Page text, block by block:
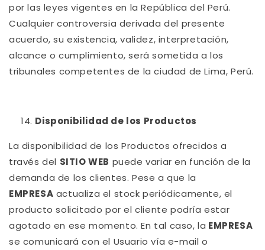
por las leyes vigentes en la República del Perú.
Cualquier controversia derivada del presente
acuerdo, su existencia, validez, interpretación,
alcance o cumplimiento, será sometida a los
tribunales competentes de la ciudad de Lima, Perú.
Disponibilidad de los Productos
La disponibilidad de los Productos ofrecidos a
través del SITIO WEB puede variar en función de la
demanda de los clientes. Pese a que la
EMPRESA actualiza el stock periódicamente, el
producto solicitado por el cliente podría estar
agotado en ese momento. En tal caso, la EMPRESA
se comunicará con el Usuario vía e-mail o